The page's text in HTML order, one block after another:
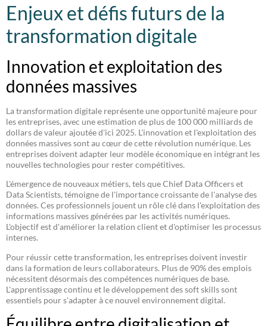
Enjeux et défis futurs de la
transformation digitale
Innovation et exploitation des
données massives
La transformation digitale représente une opportunité majeure pour
les entreprises, avec une estimation de plus de 100 000 milliards de
dollars de valeur ajoutée d'ici 2025. L'innovation et l'exploitation des
données massives sont au cœur de cette révolution numérique. Les
entreprises doivent adapter leur modèle économique en intégrant les
nouvelles technologies pour rester compétitives.
L'émergence de nouveaux métiers, tels que Chief Data Officers et
Data Scientists, témoigne de l'importance croissante de l'analyse des
données. Ces professionnels jouent un rôle clé dans l'exploitation des
informations massives générées par les activités numériques.
L'objectif est d'améliorer la relation client et d'optimiser les processus
internes.
Pour réussir cette transformation, les entreprises doivent investir
dans la formation de leurs collaborateurs. Plus de 90% des emplois
nécessitent désormais des compétences numériques de base.
L'apprentissage continu et le développement des soft skills sont
essentiels pour s'adapter à ce nouvel environnement digital.